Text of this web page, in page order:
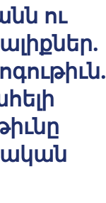
ու